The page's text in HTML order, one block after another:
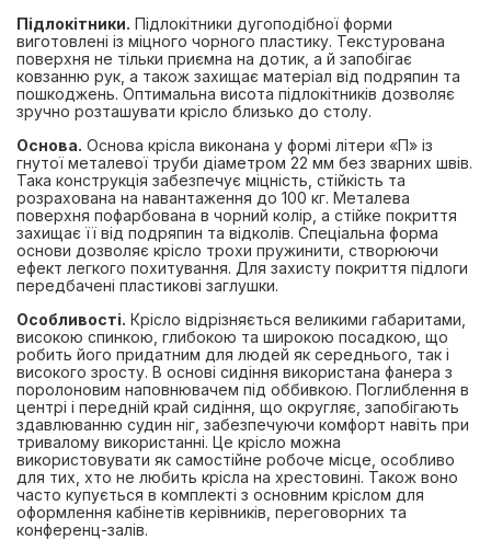
Підлокітники. Підлокітники дугоподібної форми
виготовлені із міцного чорного пластику. Текстурована
поверхня не тільки приємна на дотик, а й запобігає
ковзанню рук, а також захищає матеріал від подряпин та
пошкоджень. Оптимальна висота підлокітників дозволяє
зручно розташувати крісло близько до столу.
Основа. Основа крісла виконана у формі літери «П» із
гнутої металевої труби діаметром 22 мм без зварних швів.
Така конструкція забезпечує міцність, стійкість та
розрахована на навантаження до 100 кг. Металева
поверхня пофарбована в чорний колір, а стійке покриття
захищає її від подряпин та відколів. Спеціальна форма
основи дозволяє крісло трохи пружинити, створюючи
ефект легкого похитування. Для захисту покриття підлоги
передбачені пластикові заглушки.
Особливості. Крісло відрізняється великими габаритами,
високою спинкою, глибокою та широкою посадкою, що
робить його придатним для людей як середнього, так і
високого зросту. В основі сидіння використана фанера з
поролоновим наповнювачем під оббивкою. Поглиблення в
центрі і передній край сидіння, що округляє, запобігають
здавлюванню судин ніг, забезпечуючи комфорт навіть при
тривалому використанні. Це крісло можна
використовувати як самостійне робоче місце, особливо
для тих, хто не любить крісла на хрестовині. Також воно
часто купується в комплекті з основним кріслом для
оформлення кабінетів керівників, переговорних та
конференц-залів.